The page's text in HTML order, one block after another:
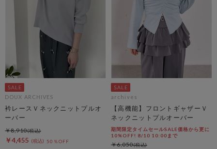
DOUX ARCHIVES
衿レースＶネックニットプルオ
ーバー
￥4,455 50％OFF
￥8,910
archives
【高機能】フロントギャザーＶ
ネックニットプルオーバー
期間限定タイムセールSALE価格から更に
10%OFF! 8/10 10:00まで
￥6,050